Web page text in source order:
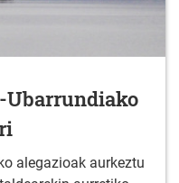
Ubarrundiako
alegazioak aurkeztu